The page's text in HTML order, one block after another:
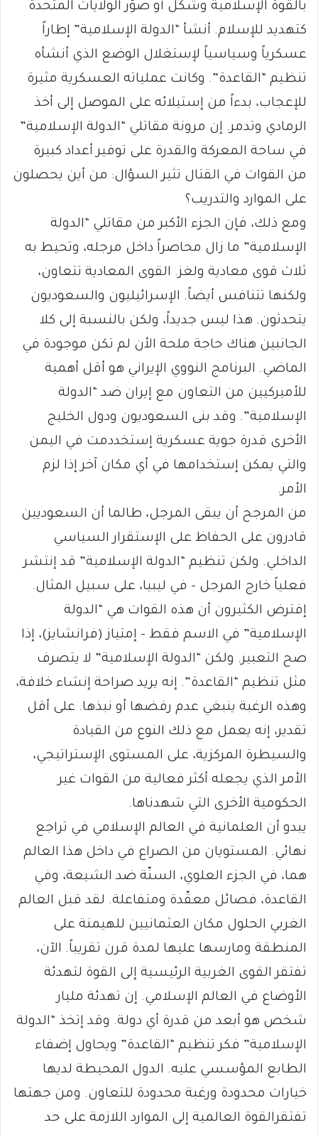
بالقوة الإسلامية وشكّل أو صوّر الولايات المتحدة
كتهديد للإسلام. أنشأ “الدولة الإسلامية” إطاراً
عسكرياً وسياسياً لإستغلال الوضع الذي أنشأه
تنظيم “القاعدة”. وكانت عملياته العسكرية مثيرة
للإعجاب، بدءاً من إستيلائه على الموصل إلى أخذ
الرمادي وتدمر. إن مرونة مقاتلي “الدولة الإسلامية”
في ساحة المعركة والقدرة على توفير أعداد كبيرة
من القوات في القتال تثير السؤال: من أين يحصلون
على الموارد والتدريب؟
ومع ذلك، فإن الجزء الأكبر من مقاتلي “الدولة
الإسلامية” ما زال محاصراً داخل مرجله، وتحيط به
ثلاث قوى معادية ولغز. القوى المعادية تتعاون،
ولكنها تتنافس أيضاً. الإسرائيليون والسعوديون
يتحدثون. هذا ليس جديداً، ولكن بالنسبة إلى كلا
الجانبين هناك حاجة ملحة الأن لم تكن موجودة في
الماضي. البرنامج النووي الإيراني هو أقل أهمية
للأميركيين من التعاون مع إيران ضد “الدولة
الإسلامية”. وقد بنى السعوديون ودول الخليج
الأخرى قدرة جوية عسكرية إستخددمت في اليمن
والتي يمكن إستخدامها في أي مكان آخر إذا لزم
الأمر.
من المرجح أن يبقى المرجل، طالما أن السعوديين
قادرون على الحفاظ على الإستقرار السياسي
الداخلي. ولكن تنظيم “الدولة الإسلامية” قد إنتشر
فعلياً خارج المرجل – في ليبيا، على سبيل المثال.
إفترض الكثيرون أن هذه القوات هي “الدولة
الإسلامية” في الاسم فقط – إمتياز (فرانشايز)، إذا
صح التعبير. ولكن “الدولة الإسلامية” لا يتصرف
مثل تنظيم “القاعدة”. إنه يريد صراحة إنشاء خلافة،
وهذه الرغبة ينبغي عدم رفضها أو نبذها. على أقل
تقدير، إنه يعمل مع ذلك النوع من القيادة
والسيطرة المركزية، على المستوى الإستراتيجي،
الأمر الذي يجعله أكثر فعالية من القوات غير
الحكومية الأخرى التي شهدناها.
يبدو أن العلمانية في العالم الإسلامي في تراجع
نهائي. المستويان من الصراع في داخل هذا العالم
هما، في الجزء العلوي، السنّة ضد الشيعة، وفي
القاعدة، فصائل معقّدة ومتفاعلة. لقد قبل العالم
الغربي الحلول مكان العثمانيين للهيمنة على
المنطقة ومارسها عليها لمدة قرن تقريباً. الآن،
تفتقر القوى الغربية الرئيسية إلى القوة لتهدئة
الأوضاع في العالم الإسلامي. إن تهدئة مليار
شخص هو أبعد من قدرة أي دولة. وقد إتخذ “الدولة
الإسلامية” فكر تنظيم “القاعدة” ويحاول إضفاء
الطابع المؤسسي عليه. الدول المحيطة لديها
خيارات محدودة ورغبة محدودة للتعاون. ومن جهتها
تفتقرالقوة العالمية إلى الموارد اللازمة على حد